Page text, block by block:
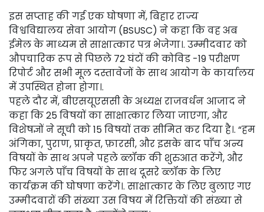
इस सप्ताह की गई एक घोषणा में, बिहार राज्य
विश्वविद्यालय सेवा आयोग (BSUSC) ने कहा कि वह अब
ईमेल के माध्यम से साक्षात्कार पत्र भेजेगा।. उम्मीदवार को
औपचारिक रूप से पिछले 72 घंटों की कोविड -19 परीक्षण
रिपोर्ट और सभी मूल दस्तावेजों के साथ आयोग के कार्यालय
में उपस्थित होना होगा।.
पहले दौर में, बीएसयूएससी के अध्यक्ष राजवर्धन आजाद ने
कहा कि 25 विषयों का साक्षात्कार लिया जाएगा, और
विशेषज्ञों ने सूची को 15 विषयों तक सीमित कर दिया है।. “हम
अंगिका, पुराण, प्राकृत, फ़ारसी, और इसके बाद पाँच अन्य
विषयों के साथ अपने पहले ब्लॉक की शुरुआत करेंगे, और
फिर अगले पाँच विषयों के साथ दूसरे ब्लॉक के लिए
कार्यक्रम की घोषणा करेंगे।. साक्षात्कार के लिए बुलाए गए
उम्मीदवारों की संख्या उस विषय में रिक्तियों की संख्या से